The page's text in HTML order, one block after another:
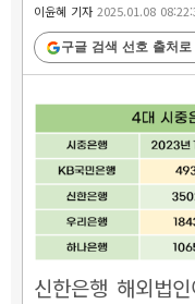
이윤혜 기자2025.01.08
구글 검색 선호 출처로
신한은행 해외법